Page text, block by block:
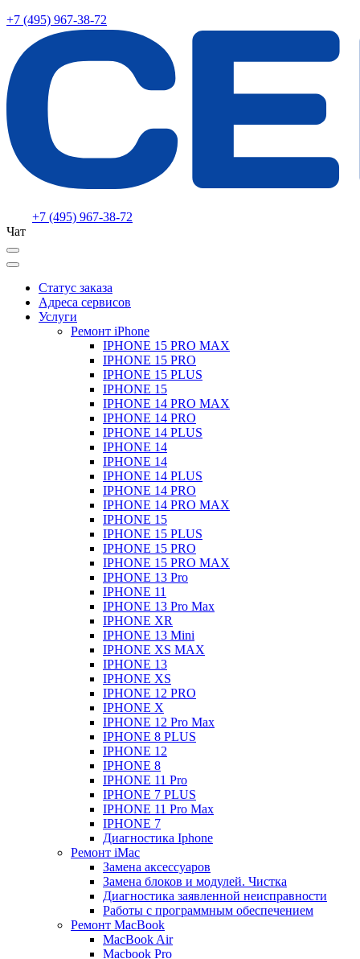
+7 (495) 967-38-72
+7 (495) 967-38-72
Чат
Статус заказа
Адреса сервисов
Услуги
Ремонт iPhone
IPHONE 15 PRO MAX
IPHONE 15 PRO
IPHONE 15 PLUS
IPHONE 15
IPHONE 14 PRO MAX
IPHONE 14 PRO
IPHONE 14 PLUS
IPHONE 14
IPHONE 14
IPHONE 14 PLUS
IPHONE 14 PRO
IPHONE 14 PRO MAX
IPHONE 15
IPHONE 15 PLUS
IPHONE 15 PRO
IPHONE 15 PRO MAX
IPHONE 13 Pro
IPHONE 11
IPHONE 13 Pro Max
IPHONE XR
IPHONE 13 Mini
IPHONE XS MAX
IPHONE 13
IPHONE XS
IPHONE 12 PRO
IPHONE X
IPHONE 12 Pro Max
IPHONE 8 PLUS
IPHONE 12
IPHONE 8
IPHONE 11 Pro
IPHONE 7 PLUS
IPHONE 11 Pro Max
IPHONE 7
Диагностика Iphone
Ремонт iMac
Замена аксессуаров
Замена блоков и модулей. Чистка
Диагностика заявленной неисправности
Работы с программным обеспечением
Ремонт MacBook
MacBook Air
Macbook Pro